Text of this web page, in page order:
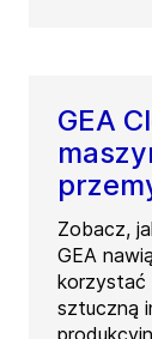
GEA
Zobacz,
GEA
korzystać
sztuczną